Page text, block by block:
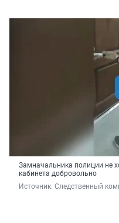
Замначальника полиции не
кабинета добровольно
Источник: Следственный